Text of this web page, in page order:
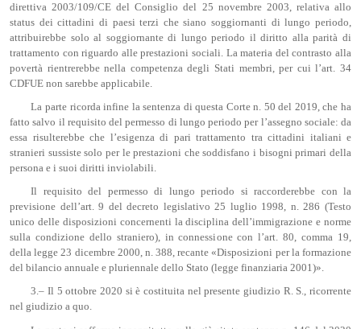
direttiva 2003/109/CE del Consiglio del 25 novembre 2003, relativa allo
status dei cittadini di paesi terzi che siano soggiornanti di lungo periodo,
attribuirebbe solo al soggiornante di lungo periodo il diritto alla parità di
trattamento con riguardo alle prestazioni sociali. La materia del contrasto alla
povertà rientrerebbe nella competenza degli Stati membri, per cui l’art. 34
CDFUE non sarebbe applicabile.
La parte ricorda infine la sentenza di questa Corte n. 50 del 2019, che ha
fatto salvo il requisito del permesso di lungo periodo per l’assegno sociale: da
essa risulterebbe che l’esigenza di pari trattamento tra cittadini italiani e
stranieri sussiste solo per le prestazioni che soddisfano i bisogni primari della
persona e i suoi diritti inviolabili.
Il requisito del permesso di lungo periodo si raccorderebbe con la
previsione dell’art. 9 del decreto legislativo 25 luglio 1998, n. 286 (Testo
unico delle disposizioni concernenti la disciplina dell’immigrazione e norme
sulla condizione dello straniero), in connessione con l’art. 80, comma 19,
della legge 23 dicembre 2000, n. 388, recante «Disposizioni per la formazione
del bilancio annuale e pluriennale dello Stato (legge finanziaria 2001)».
3.– Il 5 ottobre 2020 si è costituita nel presente giudizio R. S., ricorrente
nel giudizio a quo.